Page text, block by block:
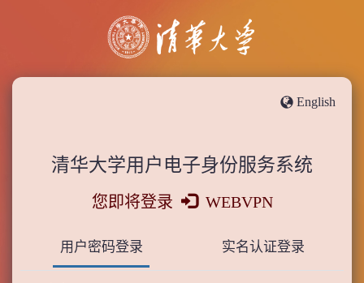
English
清华大学用户电子身份服务系统
您即将登录 WEBVPN
用户密码登录 实名认证登录